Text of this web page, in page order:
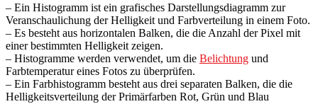
– Ein Histogramm ist ein grafisches Darstellungsdiagramm zur
Veranschaulichung der Helligkeit und Farbverteilung in einem Foto.
– Es besteht aus horizontalen Balken, die die Anzahl der Pixel mit
einer bestimmten Helligkeit zeigen.
– Histogramme werden verwendet, um die Belichtung und
Farbtemperatur eines Fotos zu überprüfen.
– Ein Farbhistogramm besteht aus drei separaten Balken, die die
Helligkeitsverteilung der Primärfarben Rot, Grün und Blau